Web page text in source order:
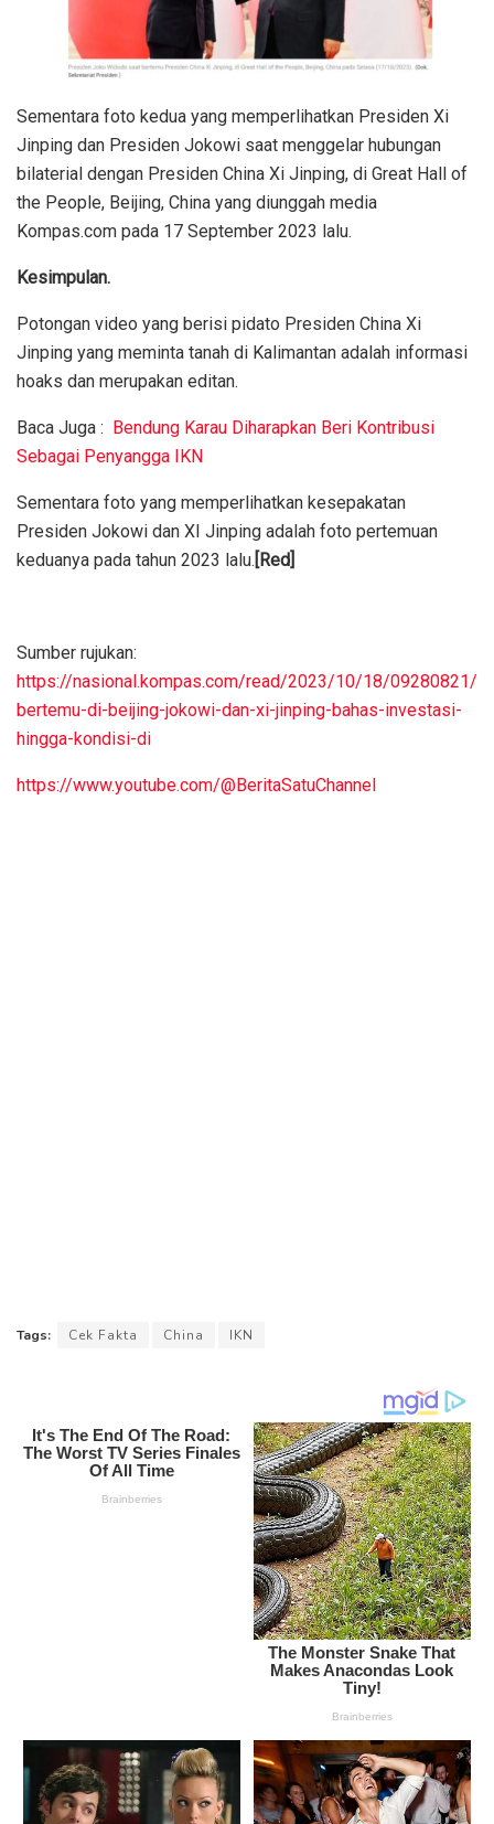
Sementara foto kedua yang memperlihatkan Presiden Xi
Jinping dan Presiden Jokowi saat menggelar hubungan
bilaterial dengan Presiden China Xi Jinping, di Great Hall of
the People, Beijing, China yang diunggah media
Kompas.com pada 17 September 2023 lalu.
Kesimpulan.
Potongan video yang berisi pidato Presiden China Xi
Jinping yang meminta tanah di Kalimantan adalah informasi
hoaks dan merupakan editan.
Baca Juga : Bendung Karau Diharapkan Beri Kontribusi
Sebagai Penyangga IKN
Sementara foto yang memperlihatkan kesepakatan
Presiden Jokowi dan XI Jinping adalah foto pertemuan
keduanya pada tahun 2023 lalu. [Red]
Sumber rujukan:
https://nasional.kompas.com/read/2023/10/18/09280821/
bertemu-di-beijing-jokowi-dan-xi-jinping-bahas-investasi-
hingga-kondisi-di
https://www.youtube.com/@BeritaSatuChannel
Tags: Cek Fakta China IKN